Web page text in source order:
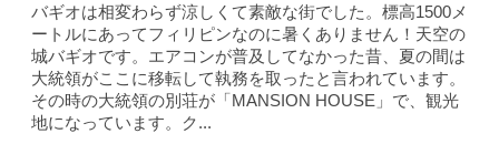
バギオは相変わらず涼しくて素敵な街でした。標高1500メ
ートルにあってフィリピンなのに暑くありません！天空の
城バギオです。エアコンが普及してなかった昔、夏の間は
大統領がここに移転して執務を取ったと言われています。
その時の大統領の別荘が「MANSION HOUSE」で、観光
地になっています。ク...